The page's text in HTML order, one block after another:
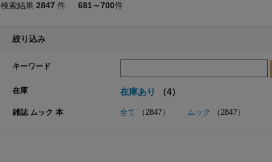
検索結果 2847 件 681～700件
絞り込み
キーワード
在庫 在庫あり （4）
雑誌 ムック 本 全て （2847） ムック （2847）